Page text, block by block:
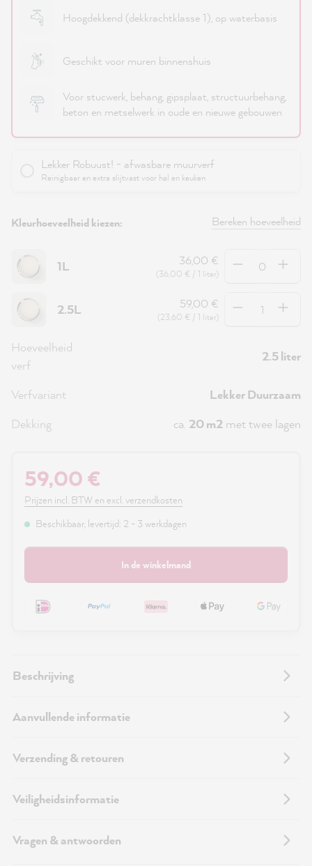
Hoogdekkend (dekkrachtklasse 1), op waterbasis
Geschikt voor muren binnenshuis
Voor stucwerk, behang, gipsplaat, structuurbehang,
beton en metselwerk in oude en nieuwe gebouwen
Lekker Robuust! - afwasbare muurverf
Reinigbaar en extra slijtvast voor hal en keuken
Kleurhoeveelheid kiezen: Bereken hoeveelheid
1L 36,00 €
(36,00 € / 1 liter)
Hoeveelheid
2.5L 59,00 €
(23,60 € / 1 liter)
Hoeveelheid
Hoeveelheid
verf
2.5 liter
Verfvariant
Lekker Duurzaam
Dekking
ca. 20 m2 met twee lagen
59,00 €
Prijzen incl. BTW en excl. verzendkosten
Beschikbaar, levertijd: 2 - 3 werkdagen
In de winkelmand
Beschrijving
Aanvullende informatie
Verzending & retouren
Veiligheidsinformatie
Vragen & antwoorden